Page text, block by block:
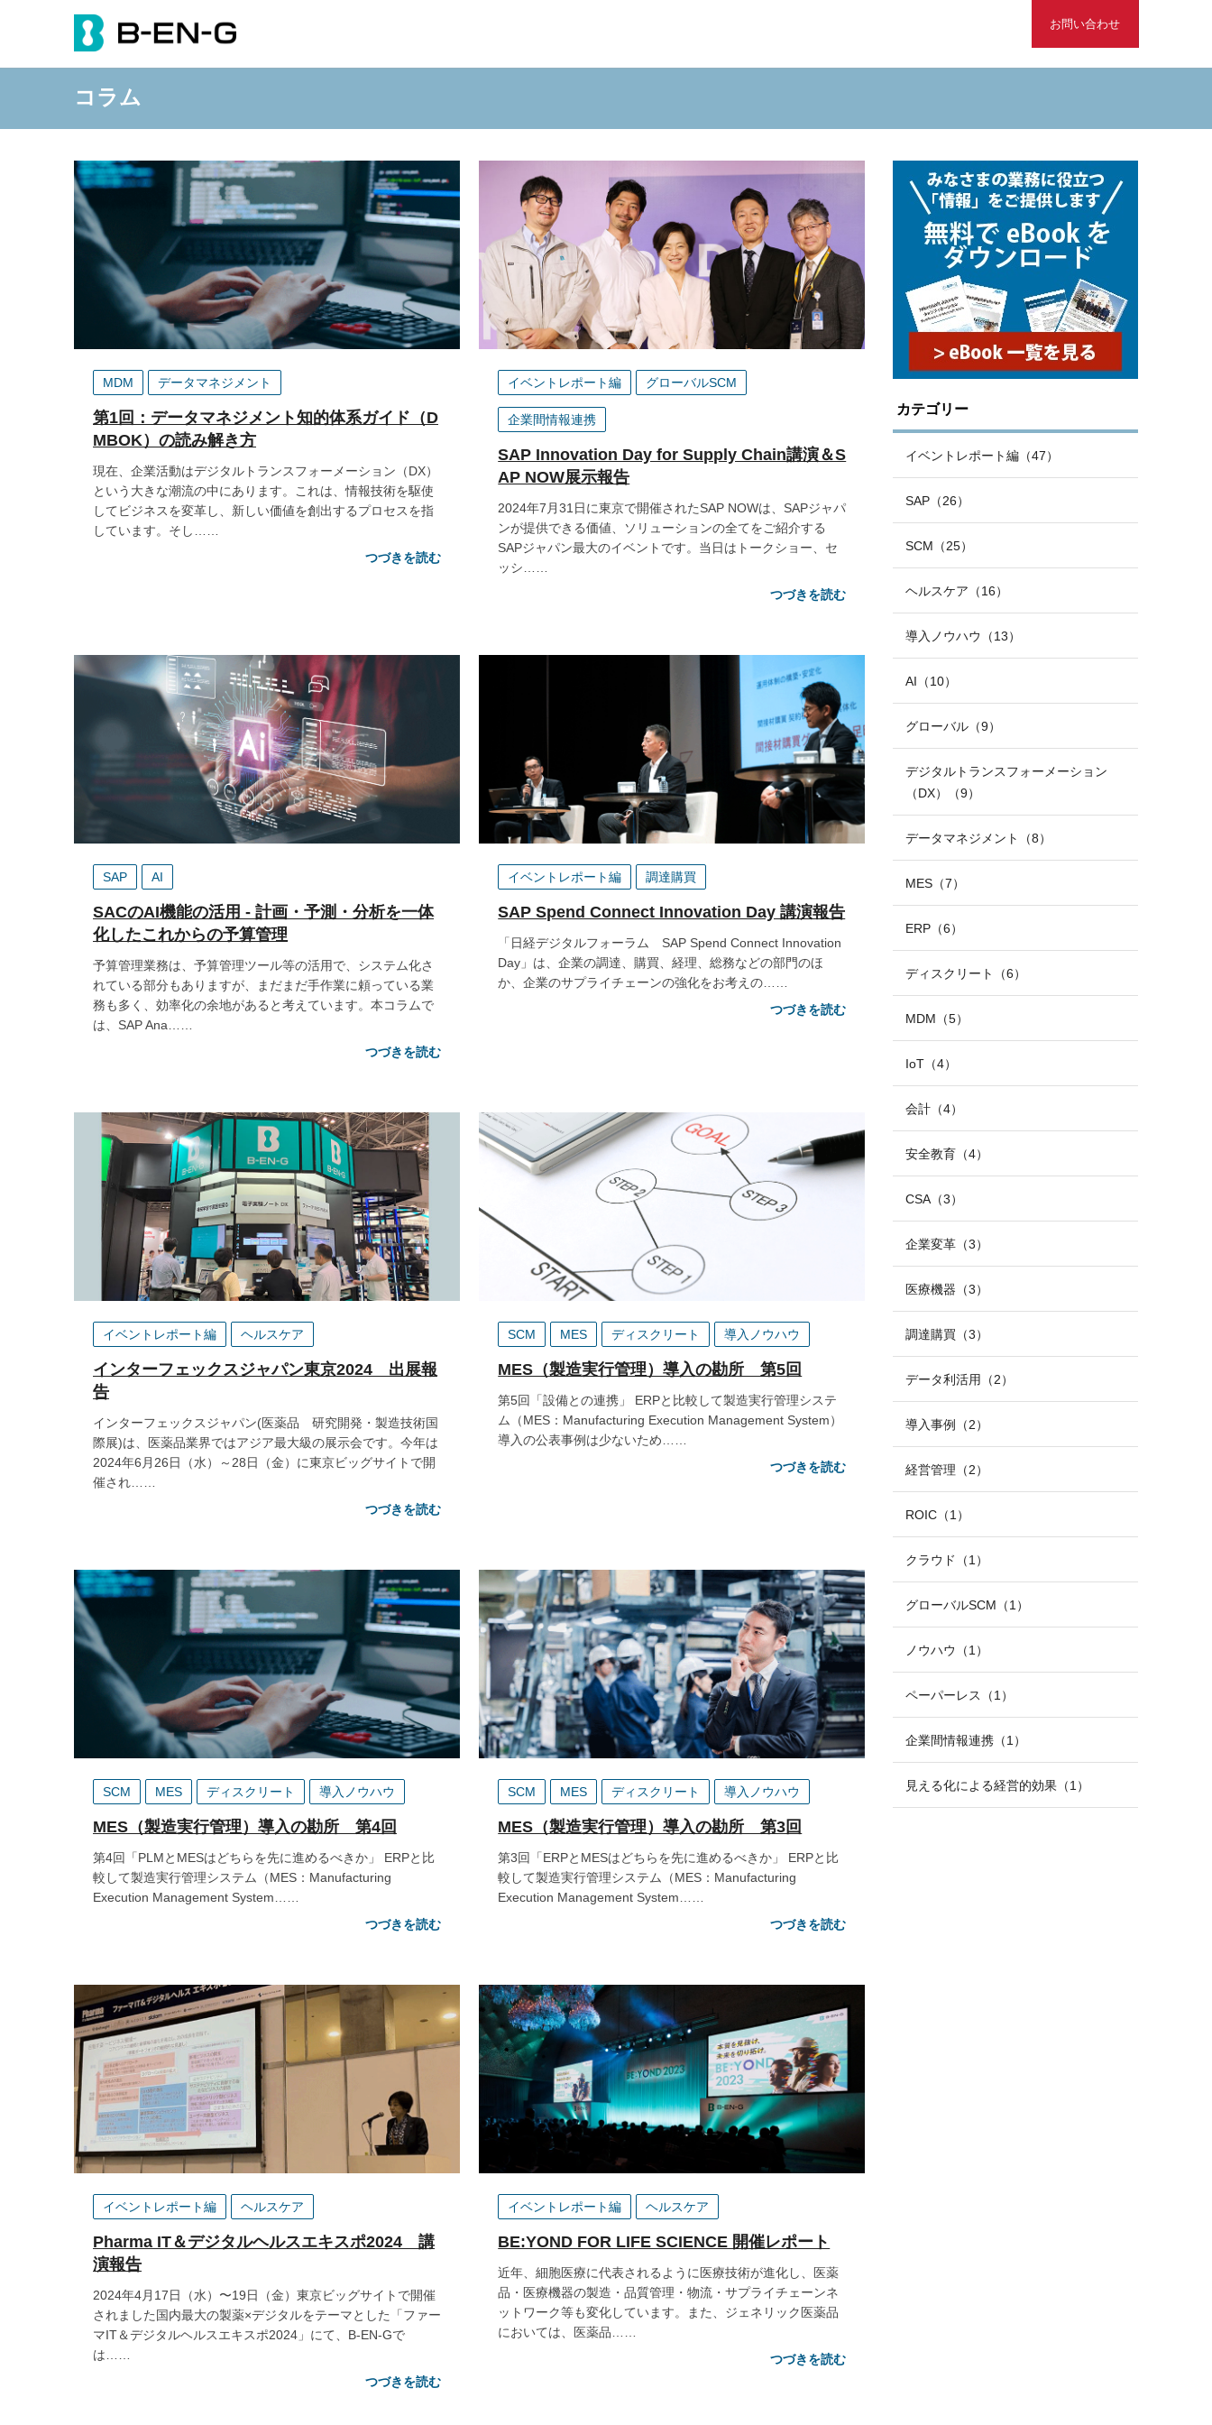
お問い合わせ
コラム
MDM データマネジメント
第1回：データマネジメント知的体系ガイド（D
MBOK）の読み解き方
現在、企業活動はデジタルトランスフォーメーション（DX）
という大きな潮流の中にあります。これは、情報技術を駆使
してビジネスを変革し、新しい価値を創出するプロセスを指
しています。そし……
つづきを読む
イベントレポート編 グローバルSCM
企業間情報連携
SAP Innovation Day for Supply Chain講演＆S
AP NOW展示報告
2024年7月31日に東京で開催されたSAP NOWは、SAPジャパ
ンが提供できる価値、ソリューションの全てをご紹介する
SAPジャパン最大のイベントです。当日はトークショー、セ
ッシ……
つづきを読む
SAP AI
SACのAI機能の活用 - 計画・予測・分析を一体
化したこれからの予算管理
予算管理業務は、予算管理ツール等の活用で、システム化さ
れている部分もありますが、まだまだ手作業に頼っている業
務も多く、効率化の余地があると考えています。本コラムで
は、SAP Ana……
つづきを読む
イベントレポート編 調達購買
SAP Spend Connect Innovation Day 講演報告
「日経デジタルフォーラム SAP Spend Connect Innovation
Day」は、企業の調達、購買、経理、総務などの部門のほ
か、企業のサプライチェーンの強化をお考えの……
つづきを読む
イベントレポート編 ヘルスケア
インターフェックスジャパン東京2024 出展報
告
インターフェックスジャパン(医薬品 研究開発・製造技術国
際展)は、医薬品業界ではアジア最大級の展示会です。今年は
2024年6月26日（水）～28日（金）に東京ビッグサイトで開
催され……
つづきを読む
SCM MES ディスクリート 導入ノウハウ
MES（製造実行管理）導入の勘所 第5回
第5回「設備との連携」 ERPと比較して製造実行管理システ
ム（MES：Manufacturing Execution Management System）
導入の公表事例は少ないため……
つづきを読む
SCM MES ディスクリート 導入ノウハウ
MES（製造実行管理）導入の勘所 第4回
第4回「PLMとMESはどちらを先に進めるべきか」 ERPと比
較して製造実行管理システム（MES：Manufacturing
Execution Management System……
つづきを読む
SCM MES ディスクリート 導入ノウハウ
MES（製造実行管理）導入の勘所 第3回
第3回「ERPとMESはどちらを先に進めるべきか」 ERPと比
較して製造実行管理システム（MES：Manufacturing
Execution Management System……
つづきを読む
イベントレポート編 ヘルスケア
Pharma IT＆デジタルヘルスエキスポ2024 講
演報告
2024年4月17日（水）〜19日（金）東京ビッグサイトで開催
されました国内最大の製薬×デジタルをテーマとした「ファー
マIT＆デジタルヘルスエキスポ2024」にて、B-EN-Gで
は……
つづきを読む
イベントレポート編 ヘルスケア
BE:YOND FOR LIFE SCIENCE 開催レポート
近年、細胞医療に代表されるように医療技術が進化し、医薬
品・医療機器の製造・品質管理・物流・サプライチェーンネ
ットワーク等も変化しています。また、ジェネリック医薬品
においては、医薬品……
つづきを読む
カテゴリー
イベントレポート編（47）
SAP（26）
SCM（25）
ヘルスケア（16）
導入ノウハウ（13）
AI（10）
グローバル（9）
デジタルトランスフォーメーション
（DX）（9）
データマネジメント（8）
MES（7）
ERP（6）
ディスクリート（6）
MDM（5）
IoT（4）
会計（4）
安全教育（4）
CSA（3）
企業変革（3）
医療機器（3）
調達購買（3）
データ利活用（2）
導入事例（2）
経営管理（2）
ROIC（1）
クラウド（1）
グローバルSCM（1）
ノウハウ（1）
ペーパーレス（1）
企業間情報連携（1）
見える化による経営的効果（1）